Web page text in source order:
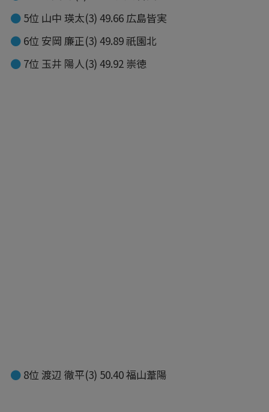
5位 山中 瑛太(3) 49.66 広島皆実
6位 安岡 廉正(3) 49.89 祇園北
7位 玉井 陽人(3) 49.92 崇徳
8位 渡辺 徹平(3) 50.40 福山葦陽